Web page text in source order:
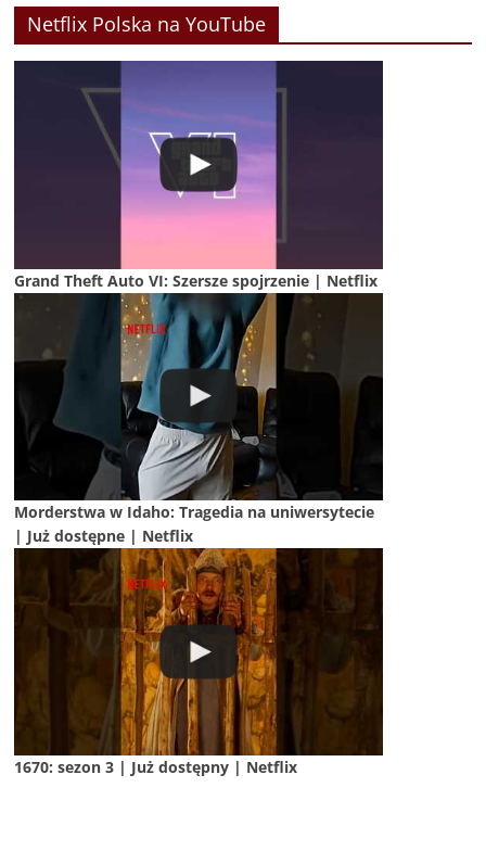
Netflix Polska na YouTube
Grand Theft Auto VI: Szersze spojrzenie | Netflix
Morderstwa w Idaho: Tragedia na uniwersytecie
| Już dostępne | Netflix
1670: sezon 3 | Już dostępny | Netflix